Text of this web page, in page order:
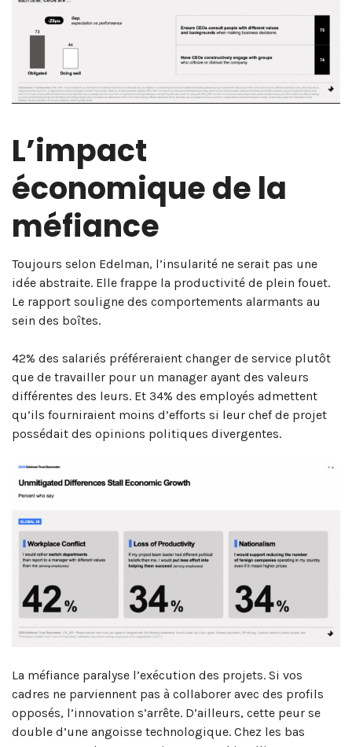
L’impact
économique de la
méfiance
Toujours selon Edelman, l’insularité ne serait pas une
idée abstraite. Elle frappe la productivité de plein fouet.
Le rapport souligne des comportements alarmants au
sein des boîtes.
42% des salariés préféreraient changer de service plutôt
que de travailler pour un manager ayant des valeurs
différentes des leurs. Et 34% des employés admettent
qu’ils fourniraient moins d’efforts si leur chef de projet
possédait des opinions politiques divergentes.
La méfiance paralyse l’exécution des projets. Si vos
cadres ne parviennent pas à collaborer avec des profils
opposés, l’innovation s’arrête. D’ailleurs, cette peur se
double d’une angoisse technologique. Chez les bas